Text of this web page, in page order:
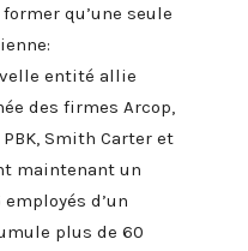
qu’une seule
entité allie
des firmes Arcop,
Smith Carter et
maintenant un
d’un
plus de 60